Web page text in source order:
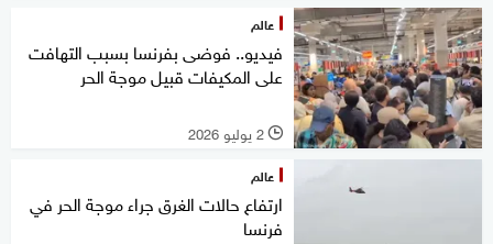
عالم
فيديو.. فوضى بفرنسا بسبب التهافت
على المكيفات قبيل موجة الحر
l 2 يوليو 2026
عالم
ارتفاع حالات الغرق جراء موجة الحر في
فرنسا